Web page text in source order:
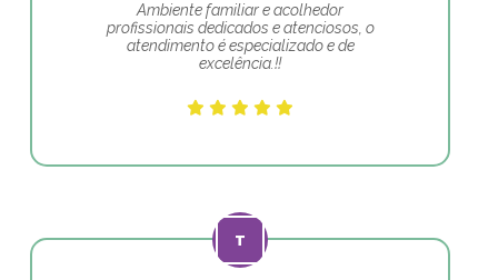
Ambiente familiar e acolhedor
profissionais dedicados e atenciosos, o
atendimento é especializado e de
excelência.!!